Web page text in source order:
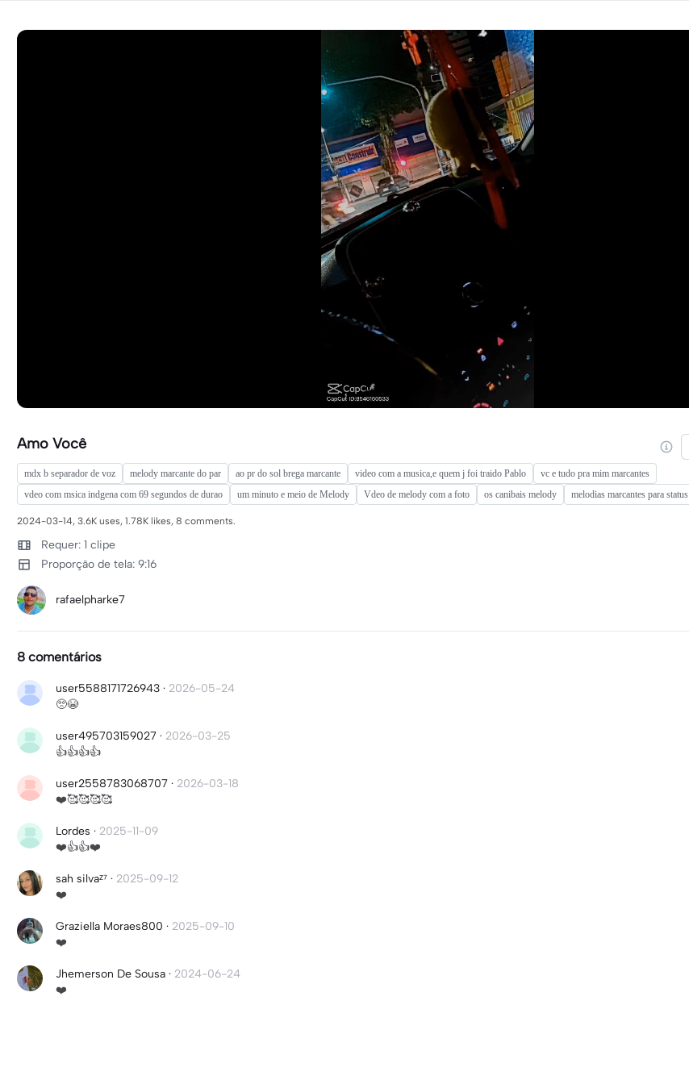
Amo Você
mdx b separador de voz melody marcante do par ao pr do sol brega marcante video com a musica,e quem j foi traido Pablo
vc e tudo pra mim marcantes
vdeo com msica indgena com 69 segundos de durao
um minuto e meio de Melody Vdeo de melody com a foto os canibais melody melodias marcantes para status
2024-03-14, 3.6K uses, 1.78K likes, 8 comments.
Requer: 1 clipe
Proporção de tela: 9:16
rafaelpharke7
8 comentários
user5588171726943 · 2026-05-24
🥺😭
user495703159027 · 2026-03-25
👍👍👍👍
user2558783068707 · 2026-03-18
❤️🥰🥰🥰🥰
Lordes · 2025-11-09
❤️👍👍❤️
sah silvaᶻ⁷ · 2025-09-12
❤️
Graziella Moraes800 · 2025-09-10
❤️
Jhemerson De Sousa · 2024-06-24
❤️